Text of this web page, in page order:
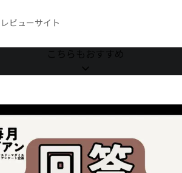
ビューサイト
こちらもおすすめ